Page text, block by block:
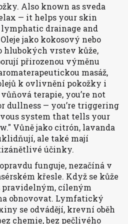
. Also known as sveda
— it helps your skin
drainage and
jako kokosový nebo
hlubokých vrstev kůže,
přirozenou výměnu
masáž,
k ovlivnění pokožky i
vůňová terapie, you’re not
dullness — you’re triggering
system that tells your
Vůně jako citrón, lavanda
ale také mají
účinky.
funguje, nezačíná v
křesle. Když se kůže
pravidelným, cíleným
obnovovat. Lymfatický
se odvádějí, krevní oběh
chemie, bez pečlivého